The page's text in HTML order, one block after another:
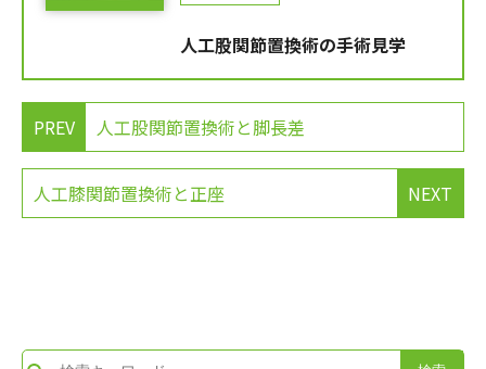
人工股関節置換術の手術見学
PREV 人工股関節置換術と脚長差
NEXT
人工膝関節置換術と正座